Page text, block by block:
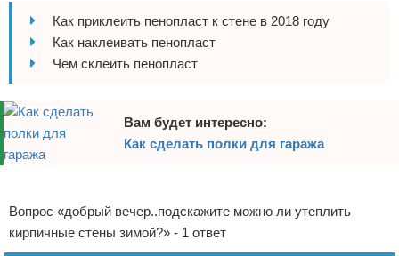
Сантехника
Безопасность
Стройматериалы
Разное
Как приклеить пенопласт к стене в 2018 году
Как наклеивать пенопласт
Чем склеить пенопласт
Вам будет интересно:
Как сделать полки для гаража
Вопрос «добрый вечер..подскажите можно ли утеплить
кирпичные стены зимой?» - 1 ответ